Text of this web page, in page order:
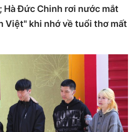
Hà Đức Chinh rơi nước mắt
Việt" khi nhớ về tuổi thơ mất